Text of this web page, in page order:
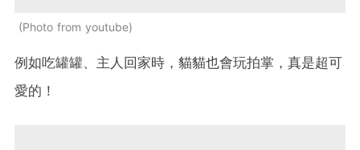
Photo from youtube
例如吃罐罐、主人回家時，貓貓也會玩拍掌，真是超可
愛的！